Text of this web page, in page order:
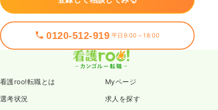
0120-512-919 平日9:00～18:00
看護roo!転職とは Myページ
選考状況 求人を探す